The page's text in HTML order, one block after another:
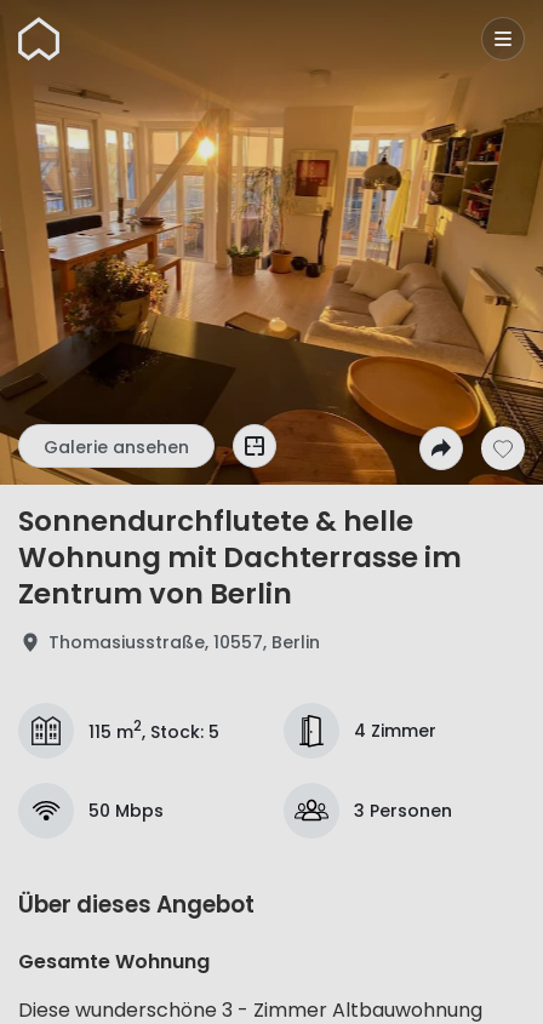
Wunderflats
Galerie ansehen
Sonnendurchflutete & helle
Wohnung mit Dachterrasse im
Zentrum von Berlin
Thomasiusstraße, 10557, Berlin
115 m2, Stock: 5 4 Zimmer
50 Mbps 3 Personen
Über dieses Angebot
Gesamte Wohnung
Diese wunderschöne 3 - Zimmer Altbauwohnung